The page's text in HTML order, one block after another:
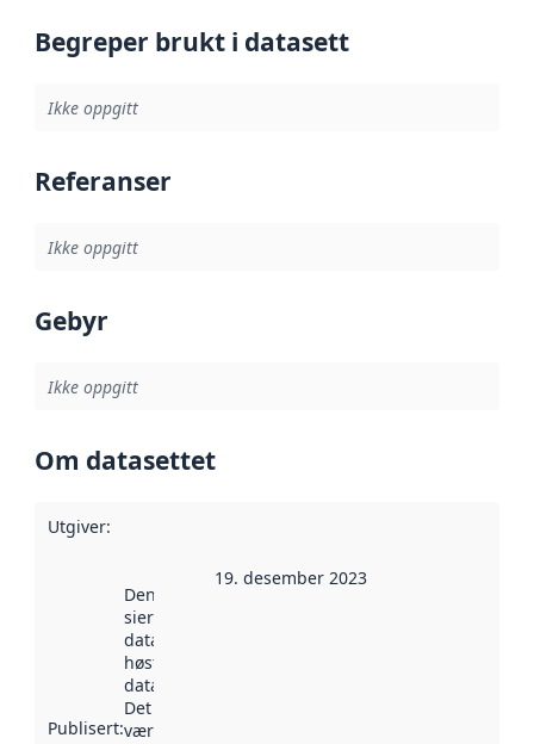
Begreper brukt i datasett
Ikke oppgitt
Referanser
Ikke oppgitt
Gebyr
Ikke oppgitt
Om datasettet
Utgiver:
Publisert:
Denne datoen
sier når
datasettet ble
høstet av
data.norge.no.
Det kan ha
vært
19. desember 2023